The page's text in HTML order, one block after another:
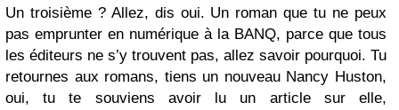
Un troisième ? Allez, dis oui. Un roman que tu ne peux
pas emprunter en numérique à la BANQ, parce que tous
les éditeurs ne s’y trouvent pas, allez savoir pourquoi. Tu
retournes aux romans, tiens un nouveau Nancy Huston,
oui, tu te souviens avoir lu un article sur elle,